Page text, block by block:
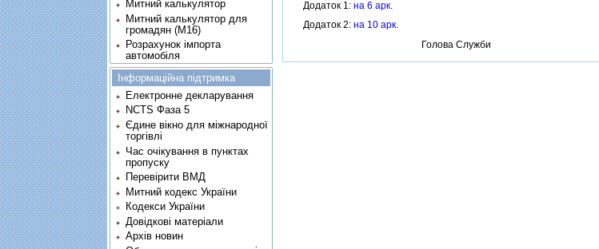
Додаток 1:на 6 арк.
Додаток 2:на 10 арк.
Голова Служби
Митний калькулятор
Митний калькулятор для
громадян (М16)
Розрахунок імпорта
автомобіля
Інформаційна підтримка
Електронне декларування
NCTS Фаза 5
Єдине вікно для міжнародної
торгівлі
Час очікування в пунктах
пропуску
Перевірити ВМД
Митний кодекс України
Кодекси України
Довідкові матеріали
Архів новин